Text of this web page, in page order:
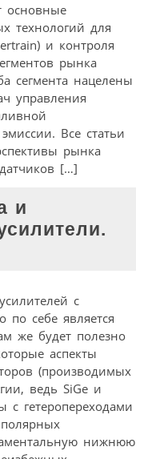
основные
технологий для
и контроля
рынка
сегмента нацелены
управления
Все статьи
рынка
[…]
и
с
по себе является
же будет полезно
аспекты
(производимых
ведь SiGe и
с гетеропереходами
нижнюю